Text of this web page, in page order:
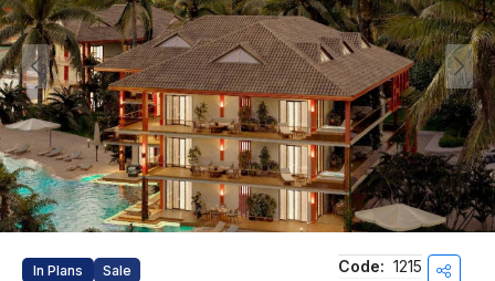
In Plans Sale Code: 1215